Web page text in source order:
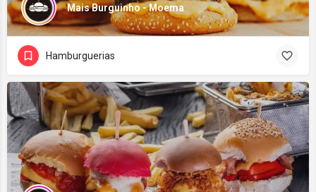
Mais Burguinho - Moema
Hamburguerias